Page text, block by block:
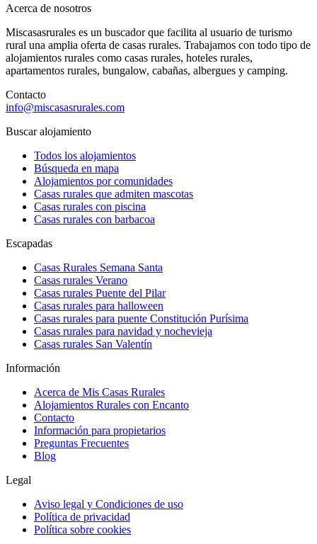
Acerca de nosotros
Miscasasrurales es un buscador que facilita al usuario de turismo
rural una amplia oferta de casas rurales. Trabajamos con todo tipo de
alojamientos rurales como casas rurales, hoteles rurales,
apartamentos rurales, bungalow, cabañas, albergues y camping.
Contacto
info@miscasasrurales.com
Buscar alojamiento
Todos los alojamientos
Búsqueda en mapa
Alojamientos por comunidades
Casas rurales que admiten mascotas
Casas rurales con piscina
Casas rurales con barbacoa
Escapadas
Casas Rurales Semana Santa
Casas rurales Verano
Casas rurales Puente del Pilar
Casas rurales para halloween
Casas rurales para puente Constitución Purísima
Casas rurales para navidad y nochevieja
Casas rurales San Valentín
Información
Acerca de Mis Casas Rurales
Alojamientos Rurales con Encanto
Contacto
Información para propietarios
Preguntas Frecuentes
Blog
Legal
Aviso legal y Condiciones de uso
Política de privacidad
Política sobre cookies